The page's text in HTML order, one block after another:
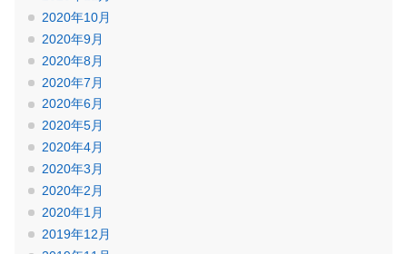
2020年10月
2020年9月
2020年8月
2020年7月
2020年6月
2020年5月
2020年4月
2020年3月
2020年2月
2020年1月
2019年12月